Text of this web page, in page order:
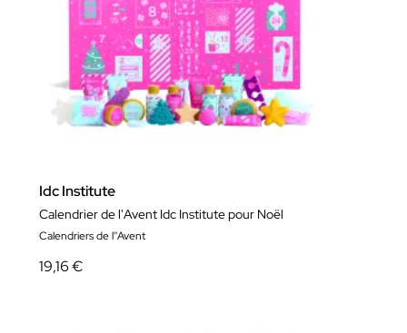
Idc Institute
Calendrier de l'Avent Idc Institute pour Noël
Calendriers de l''Avent
19,16 €